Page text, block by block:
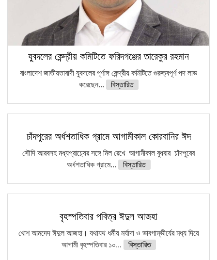
যুবদলের কেন্দ্রীয় কমিটিতে ফরিদগঞ্জের তারেকুর রহমান
বাংলাদেশ জাতীয়তাবাদী যুবদলের পূর্ণাঙ্গ কেন্দ্রীয় কমিটিতে গুরুত্বপূর্ণ পদ লাভ
করেছেন...
বিস্তারিত
চাঁদপুরের অর্ধশতাধিক গ্রামে আগামীকাল কোরবানির ঈদ
সৌদি আরবসহ মধ্যপ্রাচ্যের সঙ্গে মিল রেখে আগামীকাল বুধবার চাঁদপুরের
অর্ধশতাধিক গ্রামে...
বিস্তারিত
বৃহস্পতিবার পবিত্র ঈদুল আজহা
খোশ আমদেদ ঈদুল আজহা। যথাযথ ধর্মীয় মর্যাদা ও ভাবগাম্ভীর্যের মধ্য দিয়ে
আগামী বৃহস্পতিবার ১০...
বিস্তারিত